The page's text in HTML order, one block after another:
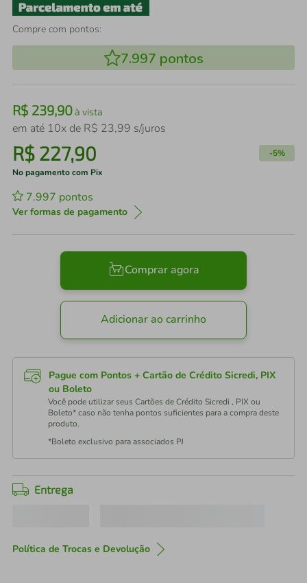
Compre com pontos:
7.997 pontos
R$ 239,90à vista
em até 10x de R$ 23,99 s/juros
R$ 227,90 -5%
No pagamento com Pix
7.997 pontos
Ver formas de pagamento
Comprar agora
Adicionar ao carrinho
Pague com Pontos + Cartão de Crédito Sicredi, PIX
ou Boleto
Você pode utilizar seus Cartões de Crédito Sicredi , PIX ou
Boleto* caso não tenha pontos suficientes para a compra deste
produto.
*Boleto exclusivo para associados PJ
Entrega
Política de Trocas e Devolução